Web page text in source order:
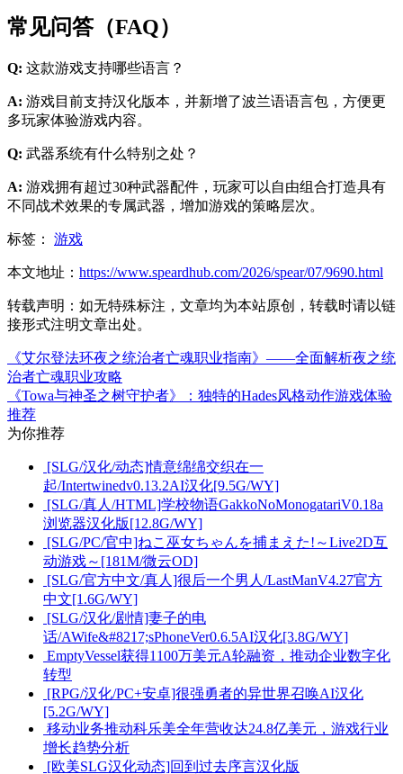
常见问答（FAQ）
Q: 这款游戏支持哪些语言？
A: 游戏目前支持汉化版本，并新增了波兰语语言包，方便更
多玩家体验游戏内容。
Q: 武器系统有什么特别之处？
A: 游戏拥有超过30种武器配件，玩家可以自由组合打造具有
不同战术效果的专属武器，增加游戏的策略层次。
标签： 游戏
本文地址： https://www.speardhub.com/2026/spear/07/9690.html
转载声明： 如无特殊标注，文章均为本站原创，转载时请以链
接形式注明文章出处。
《艾尔登法环夜之统治者亡魂职业指南》——全面解析夜之统
治者亡魂职业攻略
《Towa与神圣之树守护者》：独特的Hades风格动作游戏体验
推荐
为你推荐
[SLG/汉化/动态]情意绵绵交织在一
起/Intertwinedv0.13.2AI汉化[9.5G/WY]
[SLG/真人/HTML]学校物语GakkoNoMonogatariV0.18a
浏览器汉化版[12.8G/WY]
[SLG/PC/官中]ねこ巫女ちゃんを捕まえた!～Live2D互
动游戏～[181M/微云OD]
[SLG/官方中文/真人]很后一个男人/LastManV4.27官方
中文[1.6G/WY]
[SLG/汉化/剧情]妻子的电
话/AWife&#8217;sPhoneVer0.6.5AI汉化[3.8G/WY]
EmptyVessel获得1100万美元A轮融资，推动企业数字化
转型
[RPG/汉化/PC+安卓]很强勇者的异世界召唤AI汉化
[5.2G/WY]
移动业务推动科乐美全年营收达24.8亿美元，游戏行业
增长趋势分析
[欧美SLG汉化动态]回到过去序言汉化版